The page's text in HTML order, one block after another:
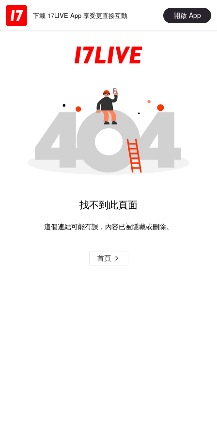
下載 17LIVE App 享受更直接互動 開啟 App
找不到此頁面
這個連結可能有誤，內容已被隱藏或刪除。
首頁